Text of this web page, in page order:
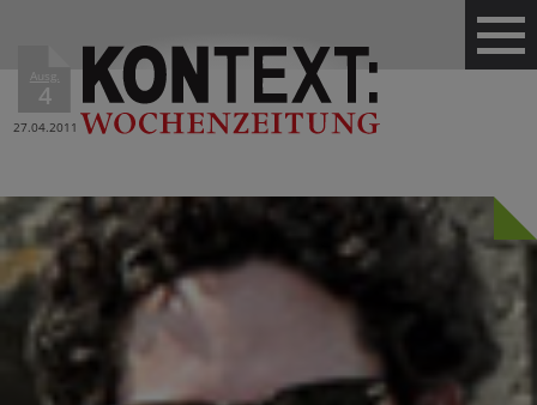
Ausg.
4
27.04.2011